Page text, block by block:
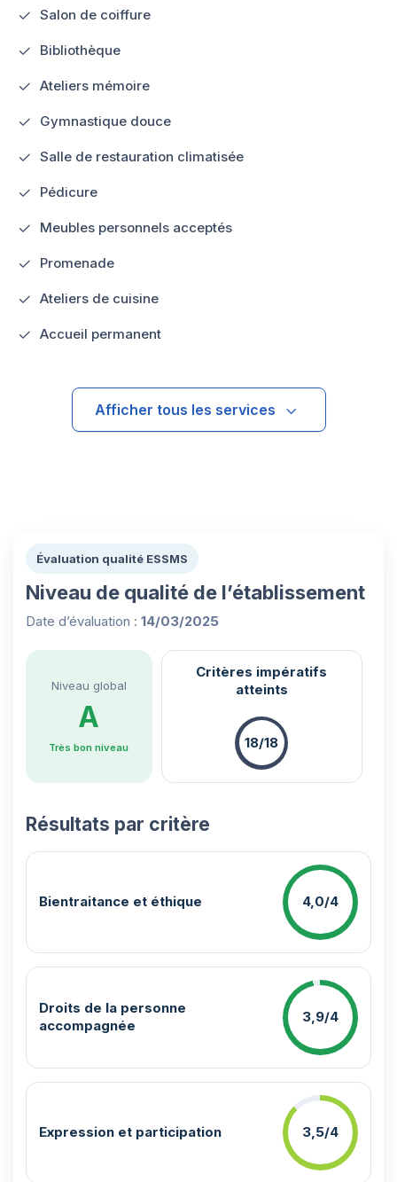
Salon de coiffure
Bibliothèque
Ateliers mémoire
Gymnastique douce
Salle de restauration climatisée
Pédicure
Meubles personnels acceptés
Promenade
Ateliers de cuisine
Accueil permanent
Afficher tous les services
Évaluation qualité ESSMS
Niveau de qualité de l’établissement
Date d’évaluation : 14/03/2025
Niveau global
A
Très bon niveau
Critères impératifs
atteints
18/18
Résultats par critère
Bientraitance et éthique 4,0/4
Droits de la personne
accompagnée
3,9/4
Expression et participation 3,5/4